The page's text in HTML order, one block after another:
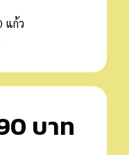
แก้ว
บาท